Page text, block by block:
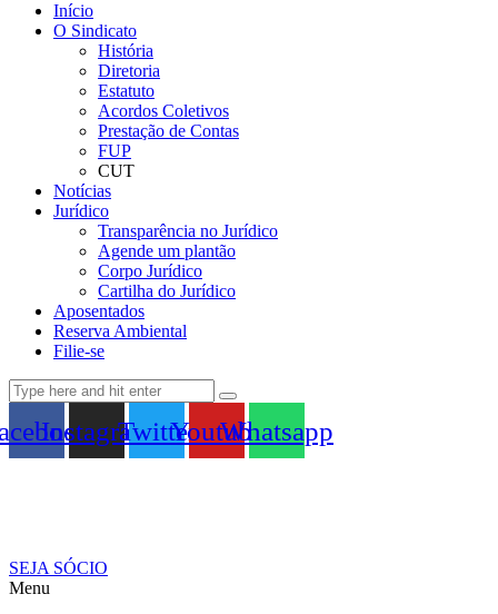
Início
O Sindicato
História
Diretoria
Estatuto
Acordos Coletivos
Prestação de Contas
FUP
CUT
Notícias
Jurídico
Transparência no Jurídico
Agende um plantão
Corpo Jurídico
Cartilha do Jurídico
Aposentados
Reserva Ambiental
Filie-se
InstagramTwitterYoutubeWhatsapp
SEJA SÓCIO
Menu